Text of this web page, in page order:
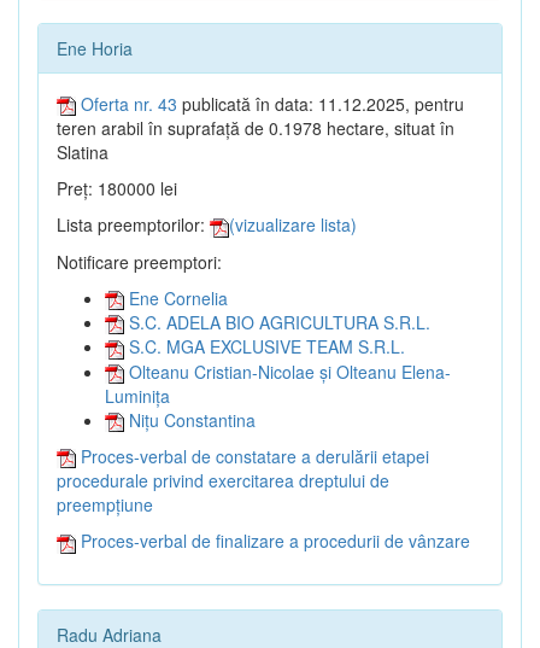
Ene Horia
Oferta nr. 43 publicată în data: 11.12.2025, pentru
teren arabil în suprafață de 0.1978 hectare, situat în
Slatina
Preț: 180000 lei
Lista preemptorilor:
(vizualizare lista)
Notificare preemptori:
Ene Cornelia
S.C. ADELA BIO AGRICULTURA S.R.L.
S.C. MGA EXCLUSIVE TEAM S.R.L.
Olteanu Cristian-Nicolae și Olteanu Elena-
Luminița
Nițu Constantina
Proces-verbal de constatare a derulării etapei
procedurale privind exercitarea dreptului de
preempțiune
Proces-verbal de finalizare a procedurii de vânzare
Radu Adriana